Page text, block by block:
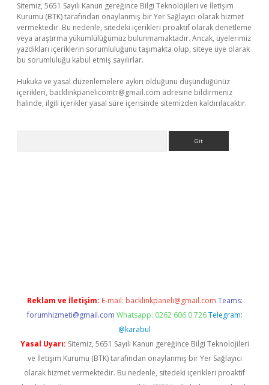
Sitemiz, 5651 Sayılı Kanun gereğince Bilgi Teknolojileri ve İletişim
Kurumu (BTK) tarafından onaylanmış bir Yer Sağlayıcı olarak hizmet
vermektedir. Bu nedenle, sitedeki içerikleri proaktif olarak denetleme
veya araştırma yükümlülüğümüz bulunmamaktadır. Ancak, üyelerimiz
yazdıkları içeriklerin sorumluluğunu taşımakta olup, siteye üye olarak
bu sorumluluğu kabul etmiş sayılırlar.
Hukuka ve yasal düzenlemelere aykırı olduğunu düşündüğünüz
içerikleri, backlinkpanelicomtr@gmail.com adresine bildirmeniz
halinde, ilgili içerikler yasal süre içerisinde sitemizden kaldırılacaktır.
Reklam ve İletişim: E-mail: backlinkpaneli@gmail.com Teams:
forumhizmeti@gmail.com Whatsapp: 0262 606 0 726 Telegram:
@karabul
Yasal Uyarı: Sitemiz, 5651 Sayılı Kanun gereğince Bilgi Teknolojileri
ve İletişim Kurumu (BTK) tarafından onaylanmış bir Yer Sağlayıcı
olarak hizmet vermektedir. Bu nedenle, sitedeki içerikleri proaktif